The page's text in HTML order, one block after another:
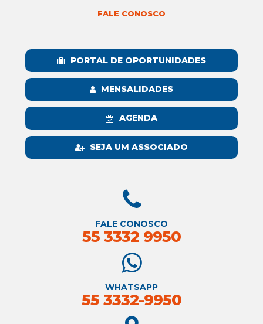
FALE CONOSCO
PORTAL DE OPORTUNIDADES
MENSALIDADES
AGENDA
SEJA UM ASSOCIADO
FALE CONOSCO
55 3332 9950
WHATSAPP
55 3332-9950